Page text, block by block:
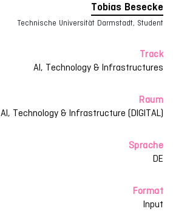
Tobias Besecke
Technische Universität Darmstadt, Student
Track
AI, Technology & Infrastructures
Raum
AI, Technology & Infrastructure (DIGITAL)
Sprache
DE
Format
Input